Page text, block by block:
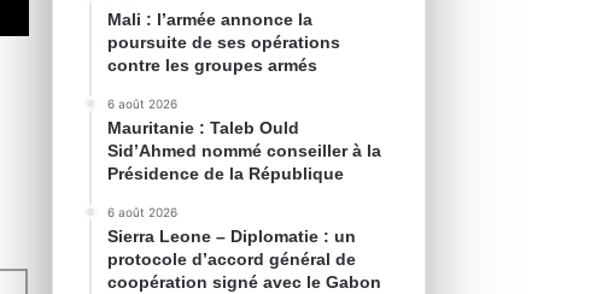
Mali : l’armée annonce la
poursuite de ses opérations
contre les groupes armés
6 août 2026
Mauritanie : Taleb Ould
Sid’Ahmed nommé conseiller à la
Présidence de la République
6 août 2026
Sierra Leone – Diplomatie : un
protocole d’accord général de
coopération signé avec le Gabon